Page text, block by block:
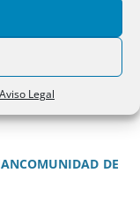
Aviso Legal
cuando se
en especial, la
administrativa y la
el estado
DE